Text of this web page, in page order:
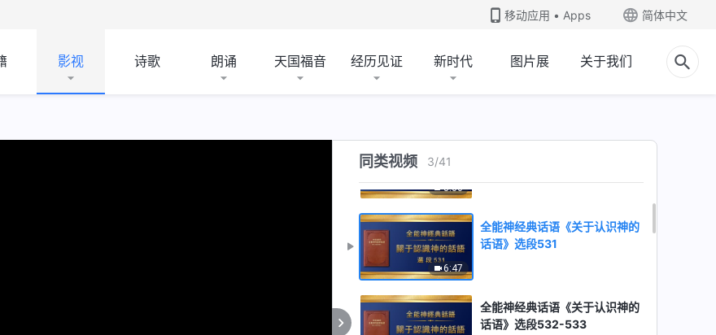
移动应用 • Apps 简体中文
影视 诗歌 朗诵 天国福音 经历见证 新时代 图片展 关于我们
同类视频 3/41
全能神经典话语《关于认识神的
8:00
全能神经典话语《关于认识神的
6:47
全能神经典话语《关于认识神的
话语》选段531
全能神经典话语《关于认识神的
话语》选段532-533